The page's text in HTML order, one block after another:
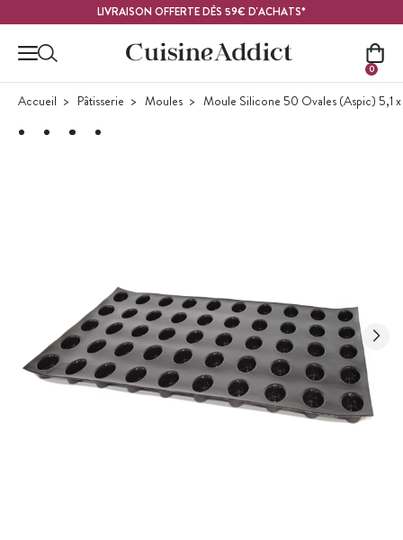
LIVRAISON OFFERTE DÈS 59€ D'ACHATS*
0
Accueil Pâtisserie Moules Moule Silicone 50 Ovales (Aspic) 5,1 x